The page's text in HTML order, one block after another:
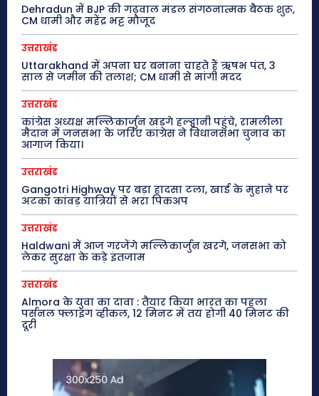
Dehradun में BJP की गढ़वाल मंडल संगठनात्मक बैठक शुरू,
CM धामी और महेंद्र भट्ट मौजूद
उत्तराखंड
Uttarakhand में अपना घर बनाना चाहते हैं ऋषभ पंत, 3
साल से जमीन की तलाश; CM धामी से मांगी मदद
उत्तराखंड
कांग्रेस अध्यक्ष मल्लिकार्जुन खड़गे हल्द्वानी पहुंचे, रामलीला
मैदान में जनसभा के जरिए कांग्रेस ने विधानसभा चुनाव का
आगाज किया।
उत्तराखंड
Gangotri Highway पर बड़ा हादसा टला, खाई के मुहाने पर
अटका कांवड़ यात्रियों से भरा पिकअप
उत्तराखंड
Haldwani में आज गरजेंगे मल्लिकार्जुन खरगे, जनसभा को
लेकर सुरक्षा के कड़े इंतजाम
उत्तराखंड
Almora के युवा का दावा : तैयार किया भारत का पहला
पर्सनल फ्लाइंग व्हीकल, 12 मिनट में तय होगी 40 मिनट की
दूरी